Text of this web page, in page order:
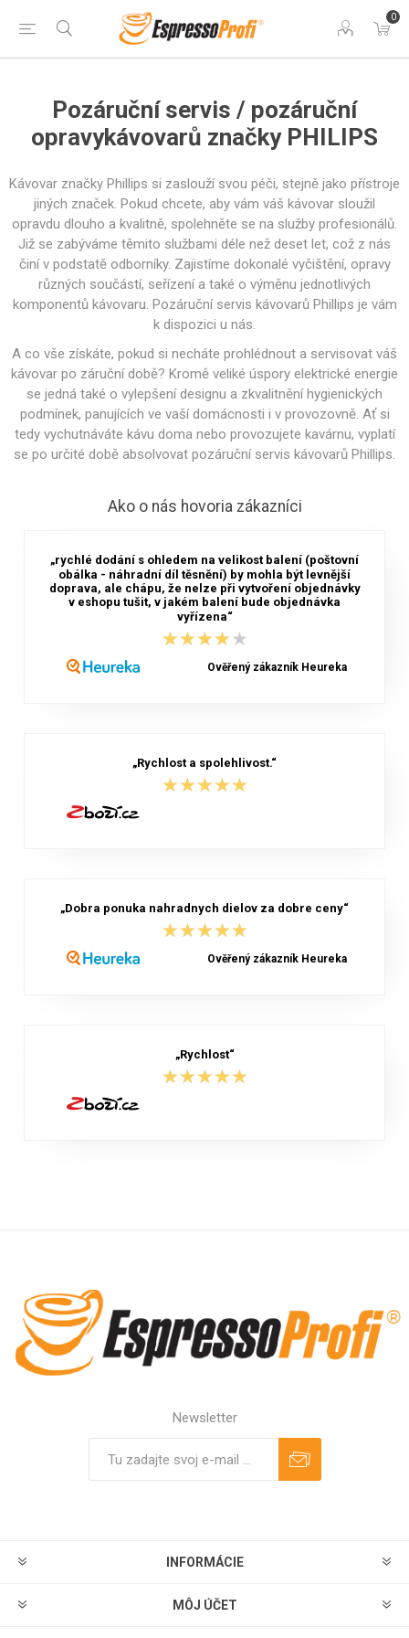
0
Pozáruční servis / pozáruční
opravykávovarů značky PHILIPS
Kávovar značky Phillips si zaslouží svou péči, stejně jako přístroje
jiných značek. Pokud chcete, aby vám váš kávovar sloužil
opravdu dlouho a kvalitně, spolehněte se na služby profesionálů.
Již se zabýváme těmito službami déle než deset let, což z nás
činí v podstatě odborníky. Zajistíme dokonalé vyčištění, opravy
různých součástí, seřízení a také o výměnu jednotlivých
komponentů kávovaru. Pozáruční servis kávovarů Phillips je vám
k dispozici u nás.
A co vše získáte, pokud si necháte prohlédnout a servisovat váš
kávovar po záruční době? Kromě veliké úspory elektrické energie
se jedná také o vylepšení designu a zkvalitnění hygienických
podmínek, panujících ve vaší domácnosti i v provozovně. Ať si
tedy vychutnáváte kávu doma nebo provozujete kavárnu, vyplatí
se po určité době absolvovat pozáruční servis kávovarů Phillips.
Ako o nás hovoria zákazníci
„rychlé dodání s ohledem na velikost balení (poštovní
obálka - náhradní díl těsnění) by mohla být levnější
doprava, ale chápu, že nelze při vytvoření objednávky
v eshopu tušit, v jakém balení bude objednávka
vyřízena“
★★★★★
★★★★★
Ověřený zákazník Heureka
„Rychlost a spolehlivost.“
★★★★★
★★★★★
„Dobra ponuka nahradnych dielov za dobre ceny“
★★★★★
★★★★★
Ověřený zákazník Heureka
„Rychlost“
★★★★★
★★★★★
Newsletter
INFORMÁCIE
MÔJ ÚČET